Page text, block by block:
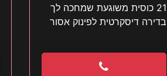
21 כוסית משוגעת שמחכה לך
בדירה דיסקרטית לפינוק אסור